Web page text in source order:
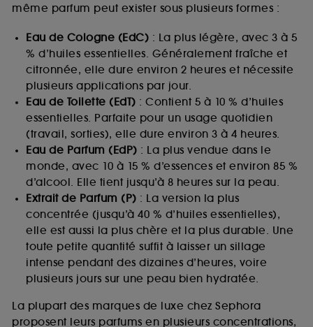
même parfum peut exister sous plusieurs formes :
Eau de Cologne (EdC) : La plus légère, avec 3 à 5
% d’huiles essentielles. Généralement fraîche et
citronnée, elle dure environ 2 heures et nécessite
plusieurs applications par jour.
Eau de Toilette (EdT) : Contient 5 à 10 % d’huiles
essentielles. Parfaite pour un usage quotidien
(travail, sorties), elle dure environ 3 à 4 heures.
Eau de Parfum (EdP) : La plus vendue dans le
monde, avec 10 à 15 % d’essences et environ 85 %
d’alcool. Elle tient jusqu’à 8 heures sur la peau.
Extrait de Parfum (P) : La version la plus
concentrée (jusqu’à 40 % d’huiles essentielles),
elle est aussi la plus chère et la plus durable. Une
toute petite quantité suffit à laisser un sillage
intense pendant des dizaines d’heures, voire
plusieurs jours sur une peau bien hydratée.
La plupart des marques de luxe chez Sephora
proposent leurs parfums en plusieurs concentrations,